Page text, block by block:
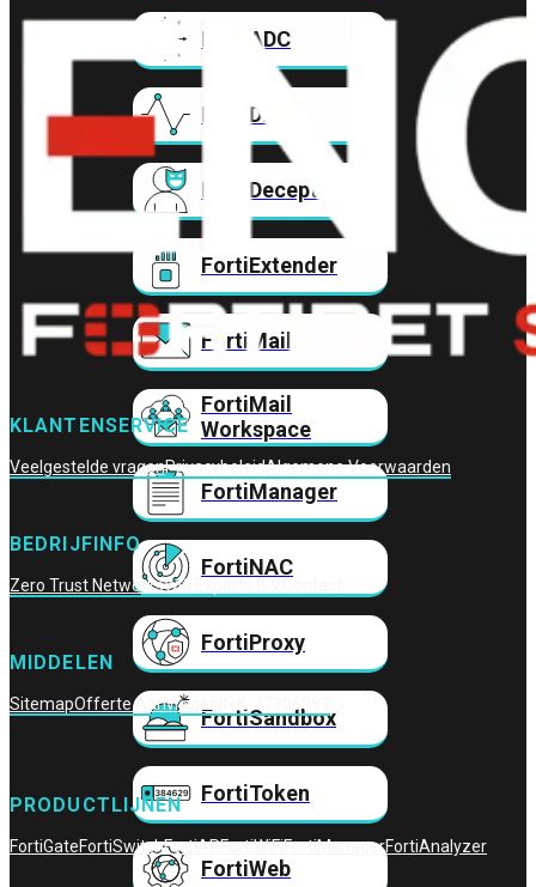
FortiADC
FortiDDoS
FortiDeceptor
FortiExtender
FortiMail
FortiMail
Workspace
FortiManager
FortiNAC
FortiProxy
FortiSandbox
FortiToken
FortiWeb
KLANTENSERVICE
Veelgestelde vragenPrivacybeleidAlgemene Voorwaarden
BEDRIJFINFO
Zero Trust NetworksWifi Experts B.V.
MIDDELEN
SitemapOfferte Aanvragen
PRODUCTLIJNEN
FortiGateFortiSwitchFortiAPFortiWiFiFortiManagerFortiAnalyzer